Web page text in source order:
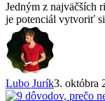
samom
ničí
tvoje
sebavedomie
Jedným z najväčších
je potenciál vytvoriť
Lubo Jurík3. októbra